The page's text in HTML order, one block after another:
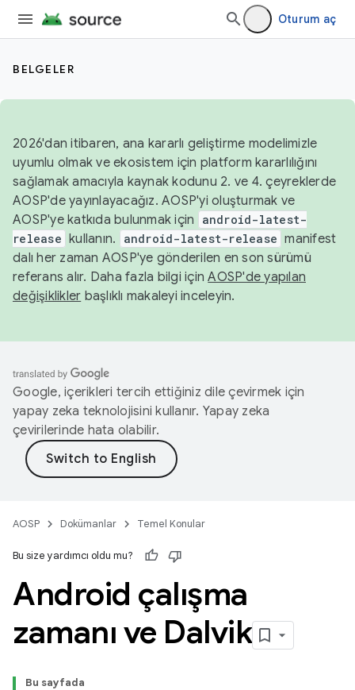
Oturum aç
BELGELER
2026'dan itibaren, ana kararlı geliştirme modelimizle
uyumlu olmak ve ekosistem için platform kararlılığını
sağlamak amacıyla kaynak kodunu 2. ve 4. çeyreklerde
AOSP'de yayınlayacağız. AOSP'yi oluşturmak ve
AOSP'ye katkıda bulunmak için
android-latest-
release kullanın. android-latest-release manifest
dalı her zaman AOSP'ye gönderilen en son sürümü
referans alır. Daha fazla bilgi içinAOSP'de yapılan
değişiklikler başlıklı makaleyi inceleyin.
Google, içerikleri tercih ettiğiniz dile çevirmek için
yapay zeka teknolojisini kullanır. Yapay zeka
çevirilerinde hata olabilir.
AOSP Dokümanlar Temel Konular
Bu size yardımcı oldu mu?
Android çalışma
zamanı ve Dalvik
Bu sayfada